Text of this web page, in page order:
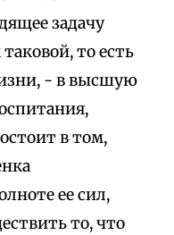
задачу
то есть
- в высшую
в том,
ее сил,
то, что